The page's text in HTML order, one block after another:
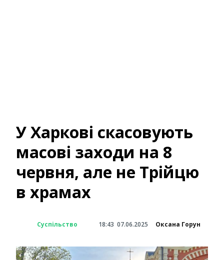
У Харкові скасовують
масові заходи на 8
червня, але не Трійцю
в храмах
Суспільство 18:43 07.06.2025 Оксана Горун